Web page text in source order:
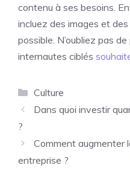
contenu à ses besoins.
incluez des images et
possible. N’oubliez pas
internautes ciblés
Catégories
Culture
Dans quoi investir
?
Comment augmenter
entreprise ?